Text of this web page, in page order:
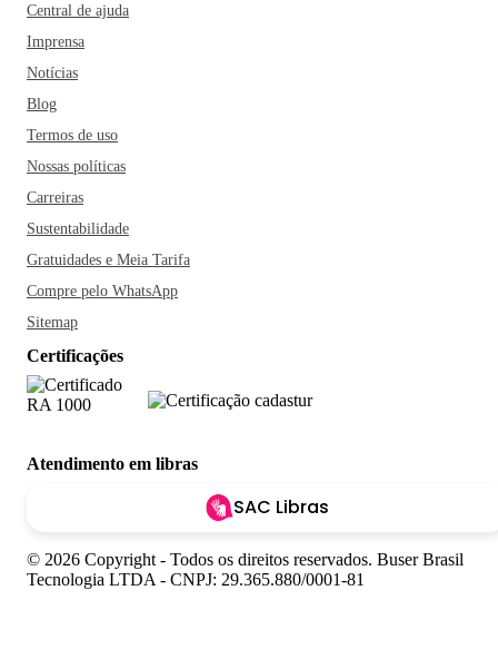
Central de ajuda
Imprensa
Notícias
Blog
Termos de uso
Nossas políticas
Carreiras
Sustentabilidade
Gratuidades e Meia Tarifa
Compre pelo WhatsApp
Sitemap
Certificações
Atendimento em libras
SAC Libras
© 2026 Copyright - Todos os direitos reservados. Buser Brasil
Tecnologia LTDA - CNPJ: 29.365.880/0001-81